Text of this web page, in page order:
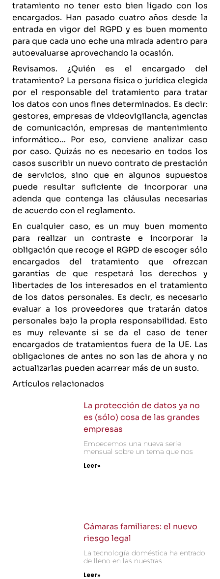
tratamiento no tener esto bien ligado con los
encargados. Han pasado cuatro años desde la
entrada en vigor del RGPD y es buen momento
para que cada uno eche una mirada adentro para
autoevaluarse aprovechando la ocasión.
Revisamos. ¿Quién es el encargado del
tratamiento? La persona física o jurídica elegida
por el responsable del tratamiento para tratar
los datos con unos fines determinados. Es decir:
gestores, empresas de videovigilancia, agencias
de comunicación, empresas de mantenimiento
informático… Por eso, conviene analizar caso
por caso. Quizás no es necesario en todos los
casos suscribir un nuevo contrato de prestación
de servicios, sino que en algunos supuestos
puede resultar suficiente de incorporar una
adenda que contenga las cláusulas necesarias
de acuerdo con el reglamento.
En cualquier caso, es un muy buen momento
para realizar un contraste e incorporar la
obligación que recoge el RGPD de escoger sólo
encargados del tratamiento que ofrezcan
garantías de que respetará los derechos y
libertades de los interesados en el tratamiento
de los datos personales. Es decir, es necesario
evaluar a los proveedores que tratarán datos
personales bajo la propia responsabilidad. Esto
es muy relevante si se da el caso de tener
encargados de tratamientos fuera de la UE. Las
obligaciones de antes no son las de ahora y no
actualizarlas pueden acarrear más de un susto.
Artículos relacionados
La protección de datos ya no
es (sólo) cosa de las grandes
empresas
Empecemos una nueva serie
mensual sobre un tema que nos
Leer»
Cámaras familiares: el nuevo
riesgo legal
La tecnología doméstica ha entrado
de lleno en las nuestras
Leer»